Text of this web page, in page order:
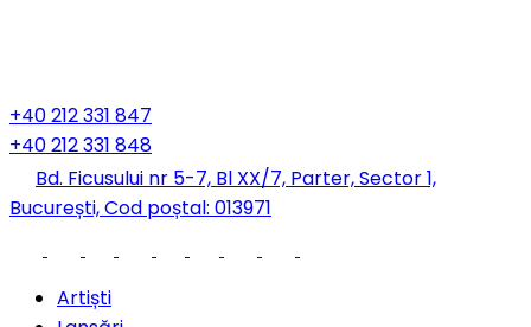
+40 212 331 847
+40 212 331 848
Bd. Ficusului nr 5-7, Bl XX/7, Parter, Sector 1,
București, Cod poștal: 013971
Artiști